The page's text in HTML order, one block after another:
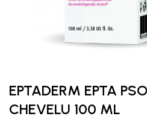
EPTADERM EPTA
CHEVELU 100 ML